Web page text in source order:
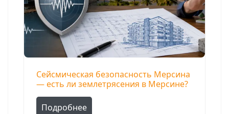
Сейсмическая безопасность Мерсина
— есть ли землетрясения в Мерсине?
Подробнее